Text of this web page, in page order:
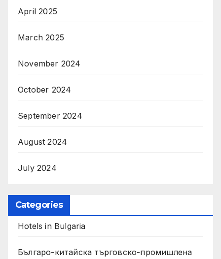
April 2025
March 2025
November 2024
October 2024
September 2024
August 2024
July 2024
Categories
Hotels in Bulgaria
Българо-китайска търговско-промишлена